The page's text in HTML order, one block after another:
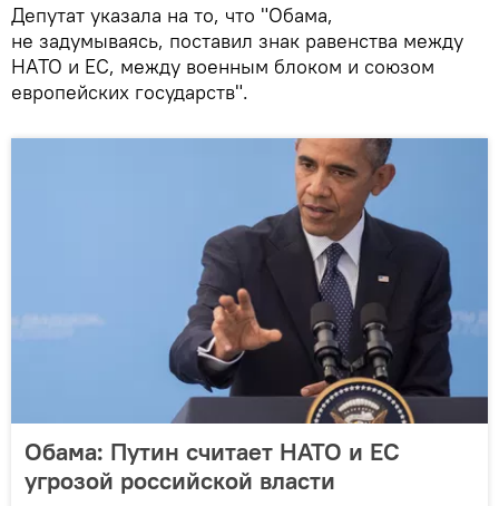
Депутат указала на то, что "Обама,
не задумываясь, поставил знак равенства между
НАТО и ЕС, между военным блоком и союзом
европейских государств".
Обама: Путин считает НАТО и ЕС
угрозой российской власти